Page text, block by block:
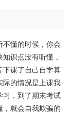
懂的时候，你会
识点没有听懂，
下课了自己自学算
际的情况是上课我
习，到了期末考试
就会自我欺骗的